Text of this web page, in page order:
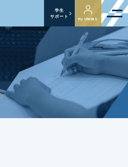
学生
サポート
My UNIVAS